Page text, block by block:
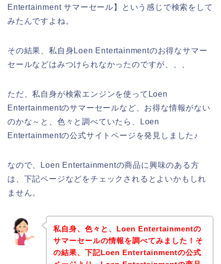
Entertainment サマーセール】という感じで検索をして
みたんですよね。
その結果、私自身Loen Entertainmentのお得なサマー
セールなどはみつけられなかったのですが、、、
ただ、私自身が検索エンジンを使ってLoen
Entertainmentのサマーセールなど、お得な情報がない
のかな～と、色々と調べていたら、Loen
Entertainmentの公式サイトページを発見しました♪
なので、Loen Entertainmentの商品に興味のある方
は、下記ページなどをチェックされるとよいかもしれ
ません。
私自身、色々と、Loen Entertainmentの
サマーセールの情報を調べてみました！そ
の結果、下記Loen Entertainmentの公式